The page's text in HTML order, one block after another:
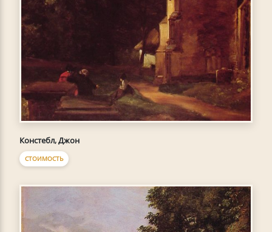
Констебл, Джон
СТОИМОСТЬ